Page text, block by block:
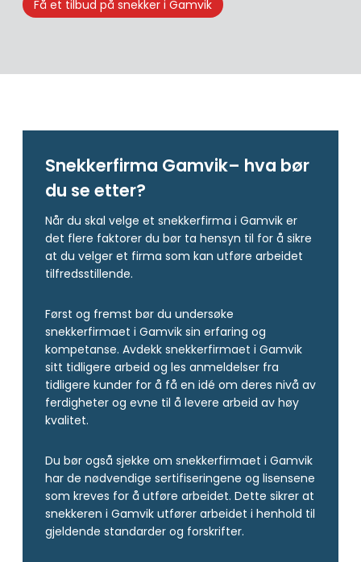
Få et tilbud på snekker i Gamvik
Snekkerfirma Gamvik– hva bør
du se etter?
Når du skal velge et snekkerfirma i Gamvik er
det flere faktorer du bør ta hensyn til for å sikre
at du velger et firma som kan utføre arbeidet
tilfredsstillende.
Først og fremst bør du undersøke
snekkerfirmaet i Gamvik sin erfaring og
kompetanse. Avdekk snekkerfirmaet i Gamvik
sitt tidligere arbeid og les anmeldelser fra
tidligere kunder for å få en idé om deres nivå av
ferdigheter og evne til å levere arbeid av høy
kvalitet.
Du bør også sjekke om snekkerfirmaet i Gamvik
har de nødvendige sertifiseringene og lisensene
som kreves for å utføre arbeidet. Dette sikrer at
snekkeren i Gamvik utfører arbeidet i henhold til
gjeldende standarder og forskrifter.